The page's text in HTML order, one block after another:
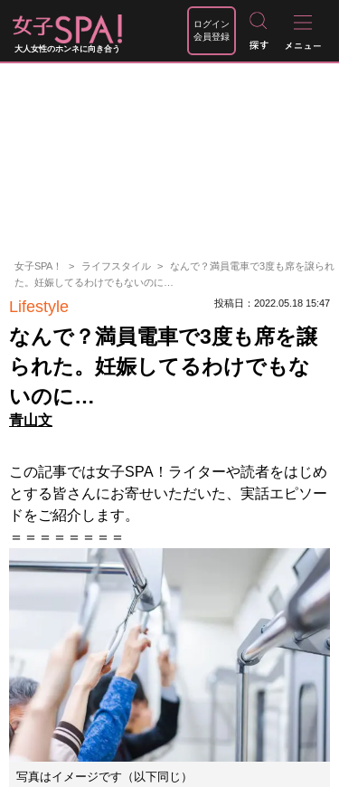
大人女性のホンネに向き合う
ログイン
会員登録
女子SPA！ ライフスタイル
なんで？満員電車で3度も席を譲られ
た。妊娠してるわけでもないのに…
Lifestyle 投稿日：2022.05.18 15:47
なんで？満員電車で3度も席を譲
られた。妊娠してるわけでもな
いのに…
青山文
この記事では女子SPA！ライターや読者をはじめ
とする皆さんにお寄せいただいた、実話エピソー
ドをご紹介します。
写真はイメージです（以下同じ）